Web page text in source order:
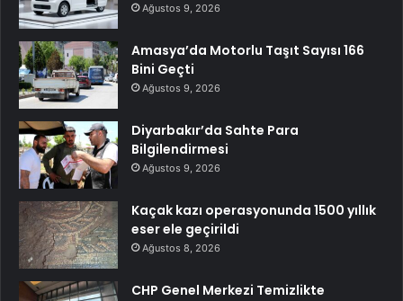
Ağustos 9, 2026
Amasya’da Motorlu Taşıt Sayısı 166
Bini Geçti
Ağustos 9, 2026
Diyarbakır’da Sahte Para
Bilgilendirmesi
Ağustos 9, 2026
Kaçak kazı operasyonunda 1500 yıllık
eser ele geçirildi
Ağustos 8, 2026
CHP Genel Merkezi Temizlikte